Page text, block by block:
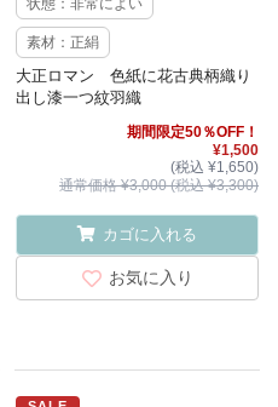
状態：非常によい
素材：正絹
大正ロマン 色紙に花古典柄織り
出し漆一つ紋羽織
期間限定50％OFF！
¥1,500
(税込 ¥1,650)
通常価格 ¥3,000 (税込 ¥3,300)
カゴに入れる
お気に入り